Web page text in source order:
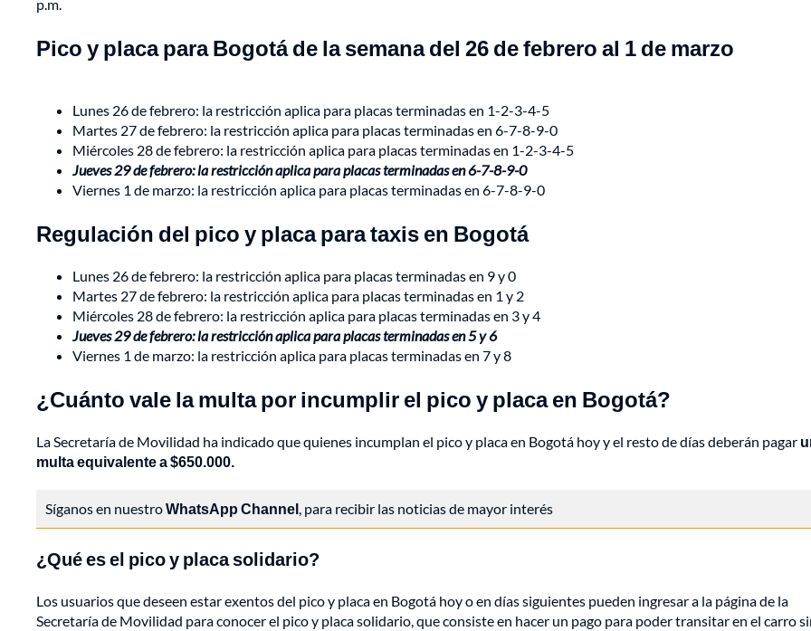
p.m.
Pico y placa para Bogotá de la semana del 26 de febrero al 1 de marzo
Lunes 26 de febrero: la restricción aplica para placas terminadas en 1-2-3-4-5
Martes 27 de febrero: la restricción aplica para placas terminadas en 6-7-8-9-0
Miércoles 28 de febrero: la restricción aplica para placas terminadas en 1-2-3-4-5
Jueves 29 de febrero: la restricción aplica para placas terminadas en 6-7-8-9-0
Viernes 1 de marzo: la restricción aplica para placas terminadas en 6-7-8-9-0
Regulación del pico y placa para taxis en Bogotá
Lunes 26 de febrero: la restricción aplica para placas terminadas en 9 y 0
Martes 27 de febrero: la restricción aplica para placas terminadas en 1 y 2
Miércoles 28 de febrero: la restricción aplica para placas terminadas en 3 y 4
Jueves 29 de febrero: la restricción aplica para placas terminadas en 5 y 6
Viernes 1 de marzo: la restricción aplica para placas terminadas en 7 y 8
¿Cuánto vale la multa por incumplir el pico y placa en Bogotá?
La Secretaría de Movilidad ha indicado que quienes incumplan el pico y placa en Bogotá hoy y el resto de días deberán pagar
multa equivalente a $650.000.
Síganos en nuestroWhatsApp Channel, para recibir las noticias de mayor interés
¿Qué es el pico y placa solidario?
Los usuarios que deseen estar exentos del pico y placa en Bogotá hoy o en días siguientes pueden ingresar a la página de la
Secretaría de Movilidad para conocer el pico y placa solidario,que consiste en hacer un pago para poder transitar en el carro